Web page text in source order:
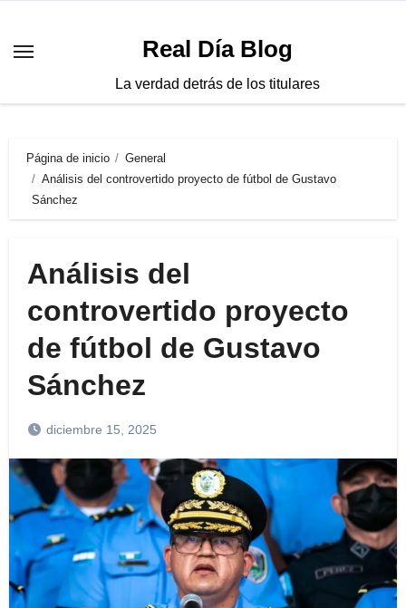
contenido
Real Día Blog
La verdad detrás de los titulares
Página de inicio
General
Análisis del controvertido proyecto de fútbol de Gustavo
Sánchez
Análisis del
controvertido proyecto
de fútbol de Gustavo
Sánchez
diciembre 15, 2025